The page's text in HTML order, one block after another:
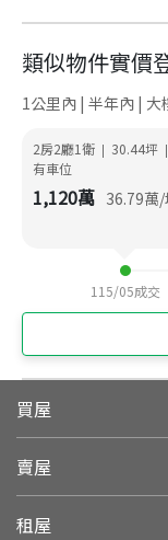
類似物件實價
1公里內 | 半年內 | 大
2房2廳1衛 | 30.44坪 |
有車位
1,120萬 36.79萬/
115/05成交
買屋
賣屋
租屋